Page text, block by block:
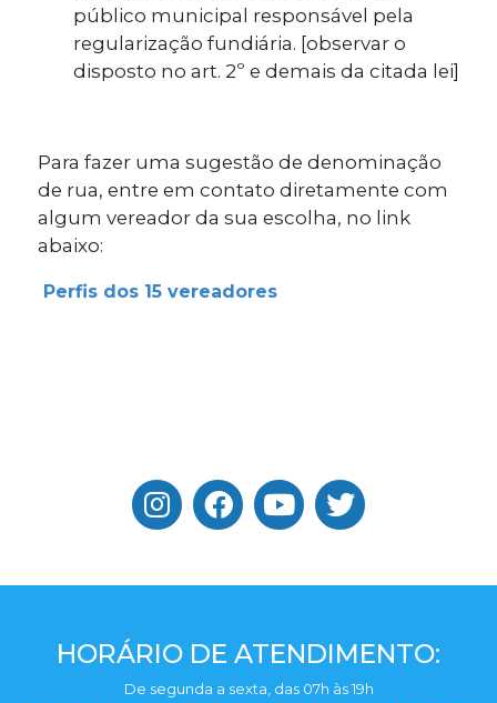
público municipal responsável pela
regularização fundiária. [observar o
disposto no art. 2º e demais da citada lei]
Para fazer uma sugestão de denominação
de rua, entre em contato diretamente com
algum vereador da sua escolha, no link
abaixo:
Perfis dos 15 vereadores
HORÁRIO DE ATENDIMENTO:
De segunda a sexta, das 07h às 19h